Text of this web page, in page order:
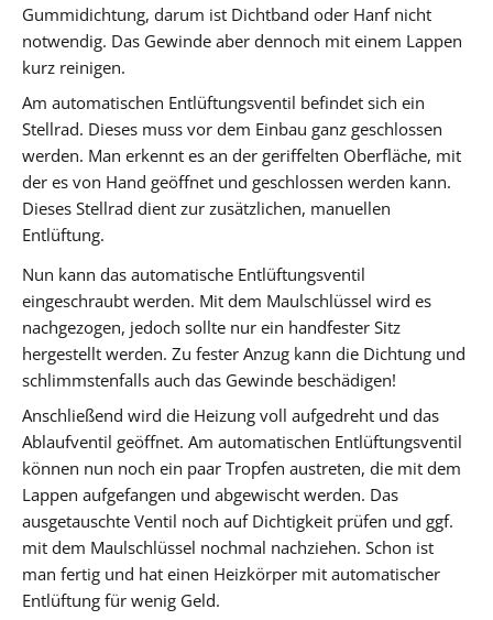
Gummidichtung, darum ist Dichtband oder Hanf nicht
notwendig. Das Gewinde aber dennoch mit einem Lappen
kurz reinigen.
Am automatischen Entlüftungsventil befindet sich ein
Stellrad. Dieses muss vor dem Einbau ganz geschlossen
werden. Man erkennt es an der geriffelten Oberfläche, mit
der es von Hand geöffnet und geschlossen werden kann.
Dieses Stellrad dient zur zusätzlichen, manuellen
Entlüftung.
Nun kann das automatische Entlüftungsventil
eingeschraubt werden. Mit dem Maulschlüssel wird es
nachgezogen, jedoch sollte nur ein handfester Sitz
hergestellt werden. Zu fester Anzug kann die Dichtung und
schlimmstenfalls auch das Gewinde beschädigen!
Anschließend wird die Heizung voll aufgedreht und das
Ablaufventil geöffnet. Am automatischen Entlüftungsventil
können nun noch ein paar Tropfen austreten, die mit dem
Lappen aufgefangen und abgewischt werden. Das
ausgetauschte Ventil noch auf Dichtigkeit prüfen und ggf.
mit dem Maulschlüssel nochmal nachziehen. Schon ist
man fertig und hat einen Heizkörper mit automatischer
Entlüftung für wenig Geld.